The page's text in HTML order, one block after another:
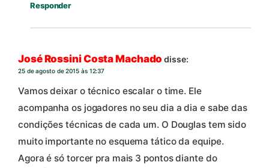
Responder
José Rossini Costa Machado disse:
25 de agosto de 2015 às 12:37
Vamos deixar o técnico escalar o time. Ele
acompanha os jogadores no seu dia a dia e sabe das
condições técnicas de cada um. O Douglas tem sido
muito importante no esquema tático da equipe.
Agora é só torcer pra mais 3 pontos diante do